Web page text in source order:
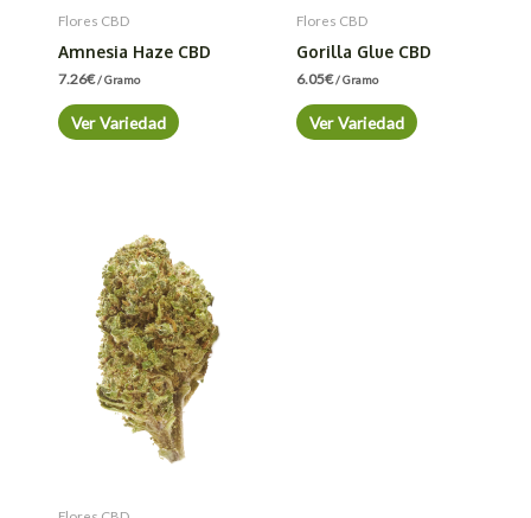
Flores CBD
Amnesia Haze CBD
7.26€/ Gramo
Ver Variedad
Flores CBD
Gorilla Glue CBD
6.05€/ Gramo
Ver Variedad